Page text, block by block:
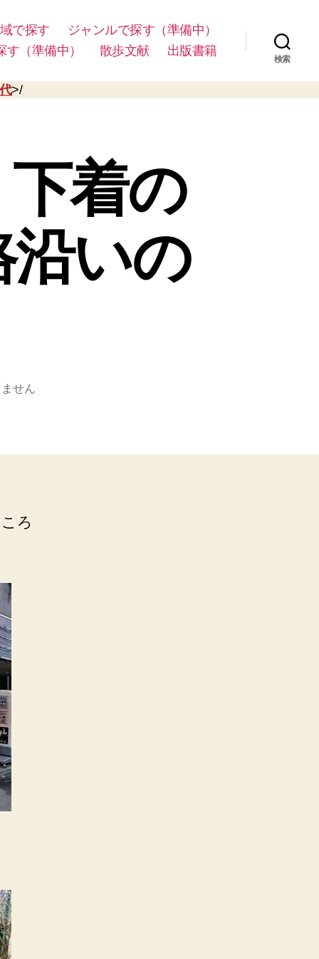
で探す
ジャンルで探す（準備中）
す（準備中）
散歩文献 出版書籍
検索
>/
着の
いの
せん
ろ